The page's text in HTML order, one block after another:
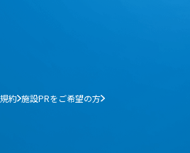
約 施設PRをご希望の方
の理由